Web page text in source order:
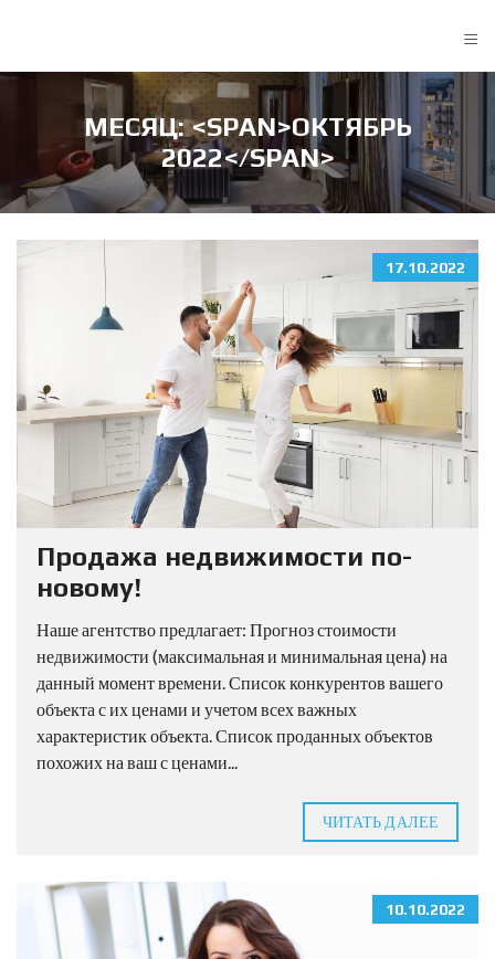
≡
МЕСЯЦ: <SPAN>ОКТЯБРЬ
2022</SPAN>
17.10.2022
Продажа недвижимости по-
новому!
Наше агентство предлагает: Прогноз стоимости
недвижимости (максимальная и минимальная цена) на
данный момент времени. Список конкурентов вашего
объекта с их ценами и учетом всех важных
характеристик объекта. Список проданных объектов
похожих на ваш с ценами...
ЧИТАТЬ ДАЛЕЕ
10.10.2022